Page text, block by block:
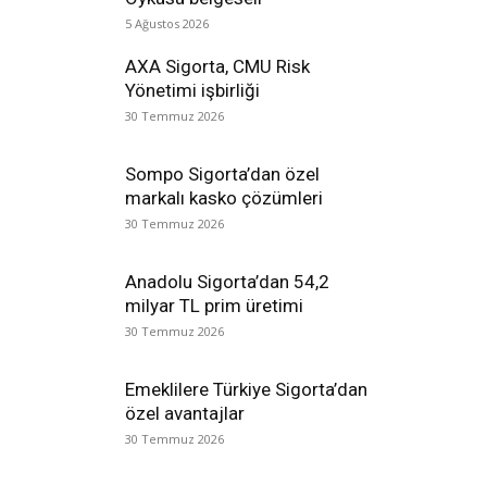
5 Ağustos 2026
AXA Sigorta, CMU Risk
Yönetimi işbirliği
30 Temmuz 2026
Sompo Sigorta’dan özel
markalı kasko çözümleri
30 Temmuz 2026
Anadolu Sigorta’dan 54,2
milyar TL prim üretimi
30 Temmuz 2026
Emeklilere Türkiye Sigorta’dan
özel avantajlar
30 Temmuz 2026